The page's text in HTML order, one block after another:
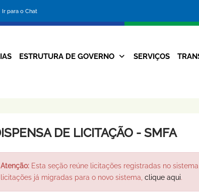
Ir para o Chat
da
Prefeitura
Navegação
ESTRUTURA DE GOVERNO SERVIÇOS
DE LICITAÇÃO - SMFA
Atenção:Esta seção reúne licitações registradas no
licitações já migradas para o novo sistema, clique aqui.